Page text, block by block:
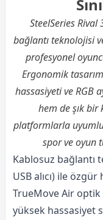
SteelSeries
bağlantı teknolojisi
profesyonel
Ergonomik
hassasiyeti ve RGB
hem de şık bir
platformlarla
spor ve oyun
Kablosuz bağlantı
USB alıcı) ile
TrueMove Air optik
yüksek hassasiyet